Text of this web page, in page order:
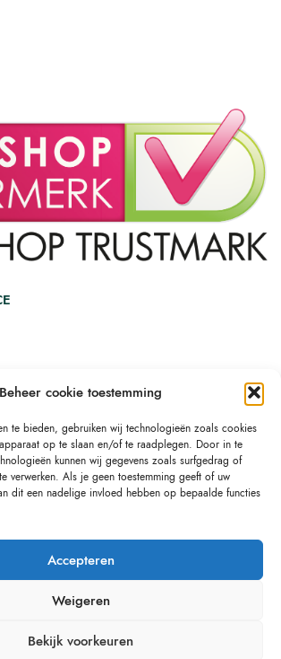
Beheer cookie toestemming
te bieden, gebruiken wij technologieën zoals cookies
op te slaan en/of te raadplegen. Door in te
kunnen wij gegevens zoals surfgedrag of
verwerken. Als je geen toestemming geeft of uw
dit een nadelige invloed hebben op bepaalde functies
Accepteren
Weigeren
Bekijk voorkeuren
bezorgen